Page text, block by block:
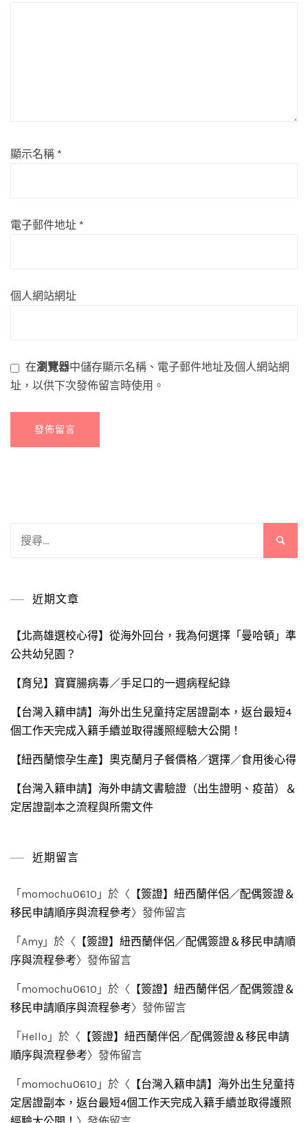
顯示名稱 *
電子郵件地址 *
個人網站網址
在瀏覽器中儲存顯示名稱、電子郵件地址及個人網站網
址，以供下次發佈留言時使用。
近期文章
【北高雄選校心得】從海外回台，我為何選擇「曼哈頓」準
公共幼兒園？
【育兒】寶寶腸病毒／手足口的一週病程紀錄
【台灣入籍申請】海外出生兒童持定居證副本，返台最短4
個工作天完成入籍手續並取得護照經驗大公開！
【紐西蘭懷孕生產】奧克蘭月子餐價格／選擇／食用後心得
【台灣入籍申請】海外申請文書驗證（出生證明、疫苗）＆
定居證副本之流程與所需文件
近期留言
「 momochu0610 」於〈 【簽證】紐西蘭伴侶／配偶簽證＆
移民申請順序與流程參考〉發佈留言
「 Amy 」於〈 【簽證】紐西蘭伴侶／配偶簽證＆移民申請順
序與流程參考〉發佈留言
「 momochu0610 」於〈 【簽證】紐西蘭伴侶／配偶簽證＆
移民申請順序與流程參考〉發佈留言
「 Hello 」於〈 【簽證】紐西蘭伴侶／配偶簽證＆移民申請
順序與流程參考〉發佈留言
「 momochu0610 」於〈 【台灣入籍申請】海外出生兒童持
定居證副本，返台最短4個工作天完成入籍手續並取得護照